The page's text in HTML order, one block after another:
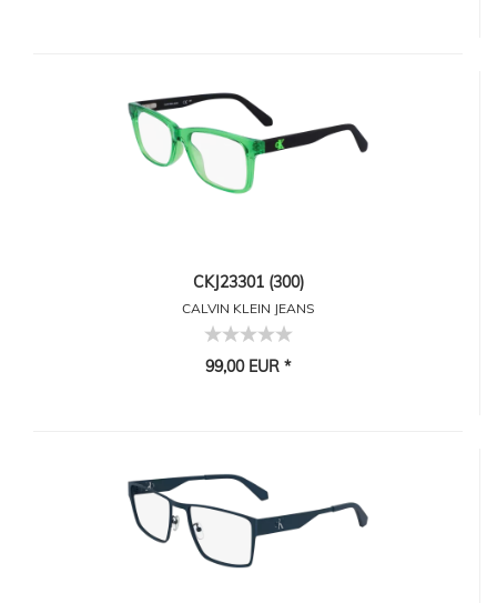
CKJ23301 (300)
CALVIN KLEIN JEANS
99,00 EUR *